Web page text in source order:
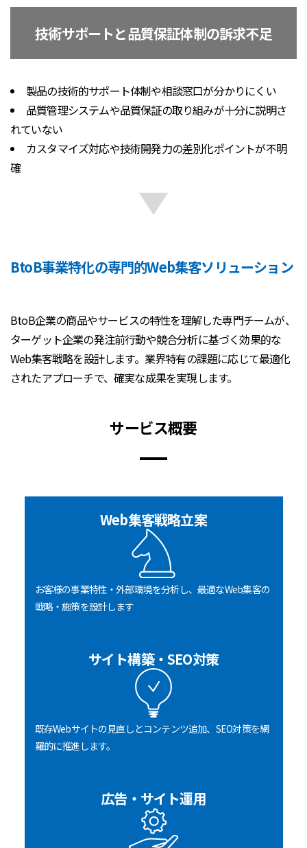
技術サポートと品質保証体制の訴求不足
製品の技術的サポート体制や相談窓口が分かりにくい
品質管理システムや品質保証の取り組みが十分に説明さ
れていない
カスタマイズ対応や技術開発力の差別化ポイントが不明
確
BtoB事業特化の専門的Web集客ソリューション
BtoB企業の商品やサービスの特性を理解した専門チームが、
ターゲット企業の発注前行動や競合分析に基づく効果的な
Web集客戦略を設計します。業界特有の課題に応じて最適化
されたアプローチで、確実な成果を実現します。
サービス概要
Web集客戦略立案
お客様の事業特性・外部環境を分析し、最適なWeb集客の
戦略・施策を設計します
サイト構築・SEO対策
既存Webサイトの見直しとコンテンツ追加、SEO対策を網
羅的に推進します。
広告・サイト運用